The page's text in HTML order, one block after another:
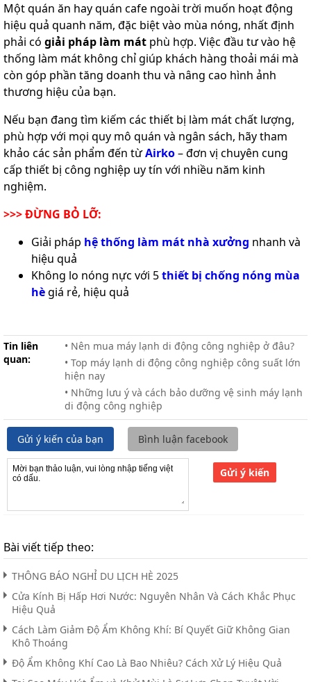
Một quán ăn hay quán cafe ngoài trời muốn hoạt động
hiệu quả quanh năm, đặc biệt vào mùa nóng, nhất định
phải có giải pháp làm mát phù hợp. Việc đầu tư vào hệ
thống làm mát không chỉ giúp khách hàng thoải mái mà
còn góp phần tăng doanh thu và nâng cao hình ảnh
thương hiệu của bạn.
Nếu bạn đang tìm kiếm các thiết bị làm mát chất lượng,
phù hợp với mọi quy mô quán và ngân sách, hãy tham
khảo các sản phẩm đến từAirko– đơn vị chuyên cung
cấp thiết bị công nghiệp uy tín với nhiều năm kinh
nghiệm.
>>> ĐỪNG BỎ LỠ:
Giải pháp hệ thống làm mát nhà xưởng nhanh và
hiệu quả
Không lo nóng nực với 5thiết bị chống nóng mùa
hègiá rẻ, hiệu quả
Tin liên
quan:
• Nên mua máy lạnh di động công nghiệp ở đâu?
• Top máy lạnh di động công nghiệp công suất lớn
hiện nay
• Những lưu ý và cách bảo dưỡng vệ sinh máy lạnh
di động công nghiệp
Gửi ý kiến của bạn Bình luận facebook
Gửi ý kiến
Bài viết tiếp theo:
THÔNG BÁO NGHỈ DU LỊCH HÈ 2025
Cửa Kính Bị Hấp Hơi Nước: Nguyên Nhân Và Cách Khắc Phục
Hiệu Quả
Cách Làm Giảm Độ Ẩm Không Khí: Bí Quyết Giữ Không Gian
Khô Thoáng
Độ Ẩm Không Khí Cao Là Bao Nhiêu? Cách Xử Lý Hiệu Quả